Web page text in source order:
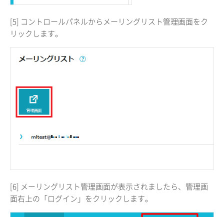
[5] コントロールパネルからメーリングリスト管理画面をク
リックします。
[6] メーリングリスト管理画面が表示されましたら、管理画
面右上の「ログイン」をクリックします。